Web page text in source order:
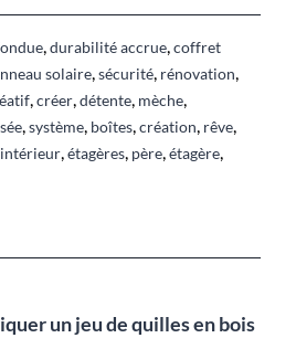
,durabilité accrue,coffret
solaire,sécurité, rénovation,
,créer,détente, mèche,
,système, boîtes,création, rêve,
intérieur,étagères, père,étagère,
un jeu de quilles en bois